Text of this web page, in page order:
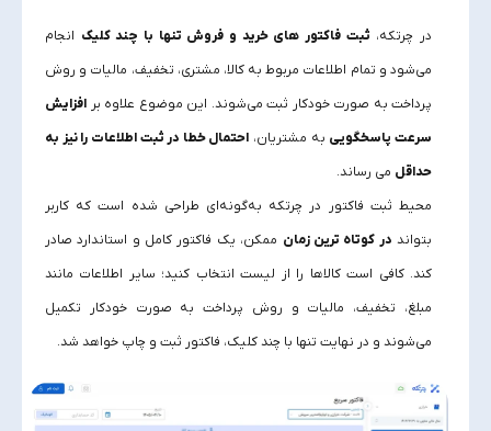
در چرتکه، ثبت فاکتور های خرید و فروش تنها با چند کلیک انجام
می‌شود و تمام اطلاعات مربوط به کالا، مشتری، تخفیف، مالیات و روش
پرداخت به‌ صورت خودکار ثبت می‌شوند. این موضوع علاوه بر افزایش
سرعت پاسخگویی به مشتریان، احتمال خطا در ثبت اطلاعات را نیز به
حداقل می‌ رساند.
محیط ثبت فاکتور در چرتکه به‌گونه‌ای طراحی شده است که کاربر
بتواند در کوتاه‌ ترین زمان ممکن، یک فاکتور کامل و استاندارد صادر
کند. کافی است کالاها را از لیست انتخاب کنید؛ سایر اطلاعات مانند
مبلغ، تخفیف، مالیات و روش پرداخت به‌ صورت خودکار تکمیل
می‌شوند و در نهایت تنها با چند کلیک، فاکتور ثبت و چاپ خواهد شد.